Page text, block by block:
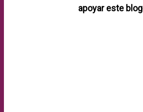
apoyar este blog